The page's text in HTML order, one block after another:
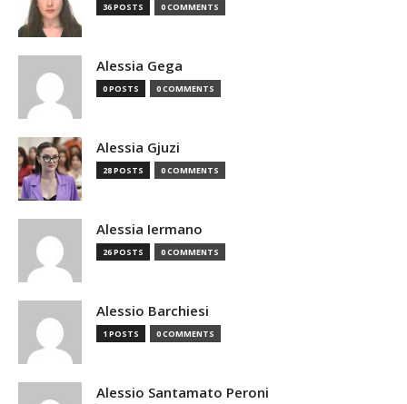
36 POSTS 0 COMMENTS
Alessia Gega
0 POSTS 0 COMMENTS
Alessia Gjuzi
28 POSTS 0 COMMENTS
Alessia Iermano
26 POSTS 0 COMMENTS
Alessio Barchiesi
1 POSTS 0 COMMENTS
Alessio Santamato Peroni